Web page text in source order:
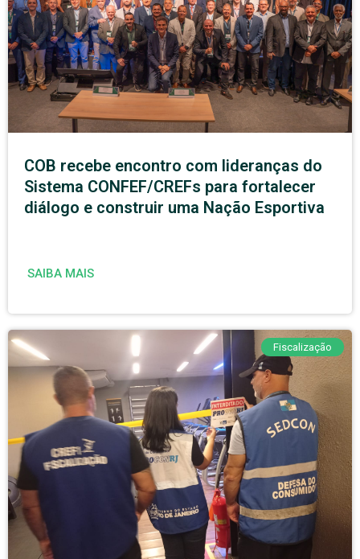
COB recebe encontro com lideranças do
Sistema CONFEF/CREFs para fortalecer
diálogo e construir uma Nação Esportiva
SAIBA MAIS
Fiscalização